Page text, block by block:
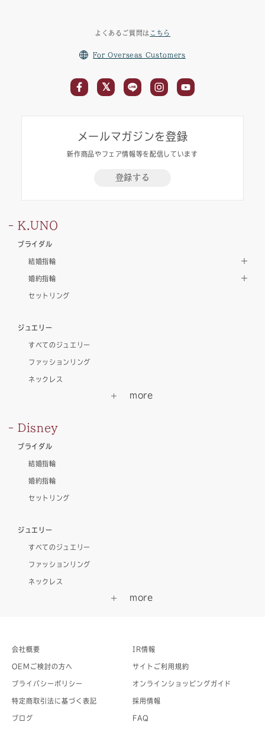
よくあるご質問は こちら
For Overseas Customers
メールマガジンを登録
新作商品やフェア情報等を配信しています
登録する
K.UNO
ブライダル
結婚指輪
婚約指輪
セットリング
ジュエリー
すべてのジュエリー
ファッションリング
ネックレス
Disney
ブライダル
結婚指輪
婚約指輪
セットリング
ジュエリー
すべてのジュエリー
ファッションリング
ネックレス
会社概要 IR情報
OEMご検討の方へ サイトご利用規約
プライバシーポリシー オンラインショッピングガイド
特定商取引法に基づく表記 採用情報
ブログ FAQ